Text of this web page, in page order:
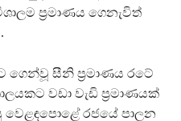
ප්‍රමාණය ගෙනැවිත්
සීනි ප්‍රමාණය රටේ
වඩා වැඩි ප්‍රමාණයක්
වෙළඳපොළේ රජයේ පාලන